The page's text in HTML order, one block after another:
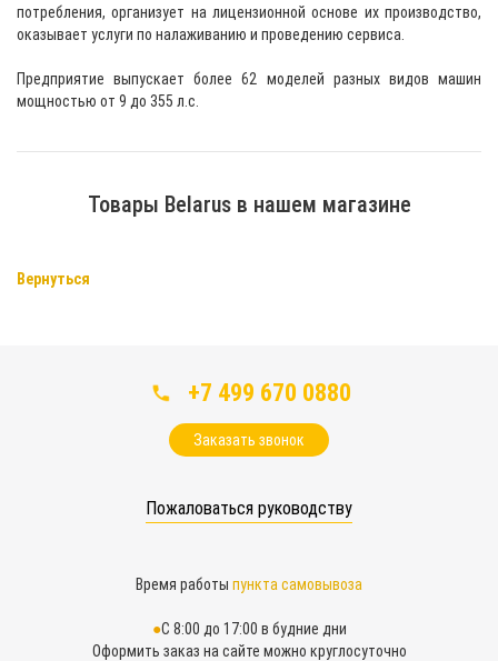
потребления, организует на лицензионной основе их производство,
оказывает услуги по налаживанию и проведению сервиса.
Предприятие выпускает более 62 моделей разных видов машин
мощностью от 9 до 355 л.с.
Товары Belarus в нашем магазине
Вернуться
+7 499 670 0880
Заказать звонок
Пожаловаться руководству
Время работы пункта самовывоза
С 8:00 до 17:00 в будние дни
Оформить заказ на сайте можно круглосуточно